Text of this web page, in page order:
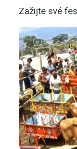
Zažijte své